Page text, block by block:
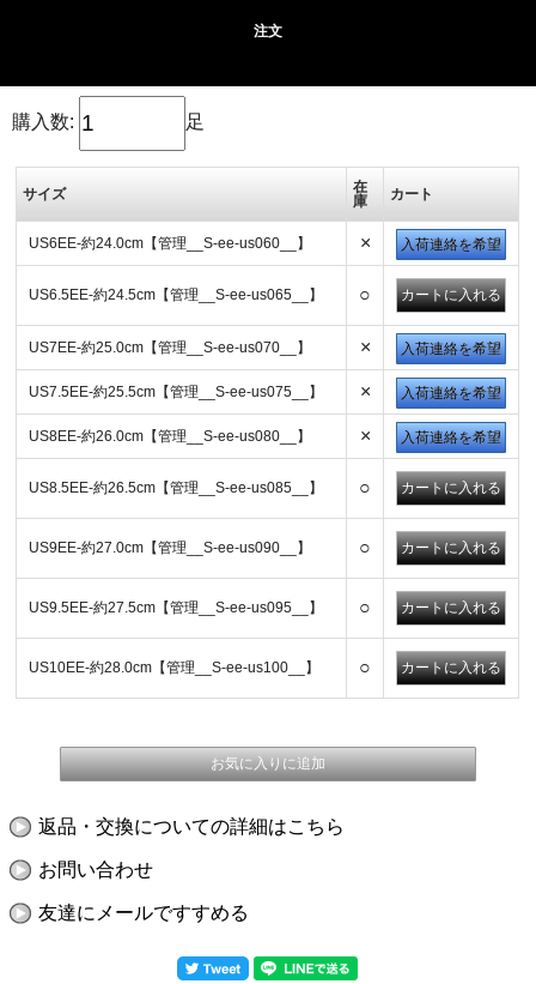
注文
購入数: 足
サイズ
在
庫
カート
US6EE-約24.0cm【管理__S-ee-us060__】 × 入荷連絡を希望
US6.5EE-約24.5cm【管理__S-ee-us065__】 ○
US7EE-約25.0cm【管理__S-ee-us070__】 × 入荷連絡を希望
US7.5EE-約25.5cm【管理__S-ee-us075__】 × 入荷連絡を希望
US8EE-約26.0cm【管理__S-ee-us080__】 × 入荷連絡を希望
US8.5EE-約26.5cm【管理__S-ee-us085__】 ○
US9EE-約27.0cm【管理__S-ee-us090__】 ○
US9.5EE-約27.5cm【管理__S-ee-us095__】 ○
US10EE-約28.0cm【管理__S-ee-us100__】 ○
返品・交換についての詳細はこちら
お問い合わせ
友達にメールですすめる